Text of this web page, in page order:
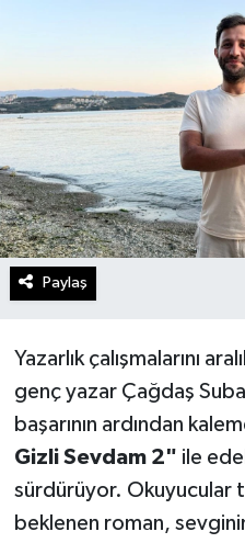
Paylaş
Yazarlık çalışmalarını
genç yazar Çağdaş
başarının ardından
Gizli Sevdam 2" ile
sürdürüyor. Okuyucular
beklenen roman,